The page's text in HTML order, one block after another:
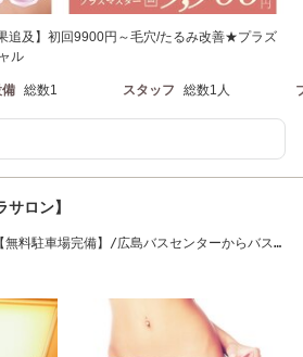
及】初回9900円～毛穴/たるみ改善★プラズ
ル
総数1 スタッフ 総数1人
ロン】
無料駐車場完備】/広島バスセンターからバス